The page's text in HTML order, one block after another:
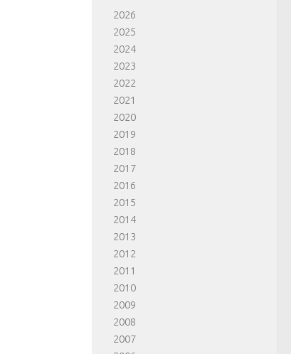
2026
2025
2024
2023
2022
2021
2020
2019
2018
2017
2016
2015
2014
2013
2012
2011
2010
2009
2008
2007